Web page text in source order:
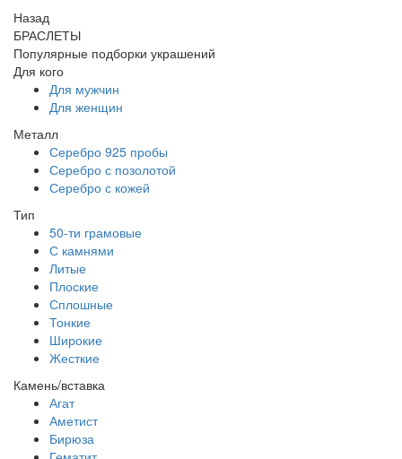
Назад
БРАСЛЕТЫ
Популярные подборки украшений
Для кого
Для мужчин
Для женщин
Металл
Серебро 925 пробы
Серебро с позолотой
Серебро с кожей
Тип
50-ти грамовые
С камнями
Литые
Плоские
Сплошные
Тонкие
Широкие
Жесткие
Камень/вставка
Агат
Аметист
Бирюза